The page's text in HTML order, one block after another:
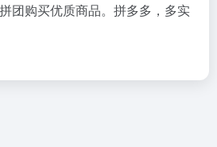
团购买优质商品。拼多多，多实